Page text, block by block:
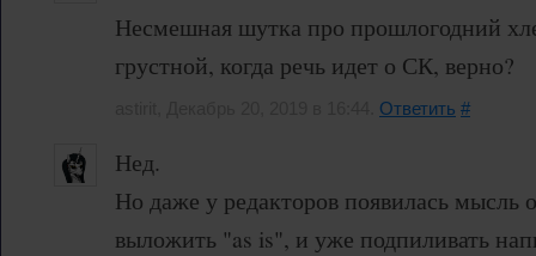
Несмешная шутка про прошлогодний
грустной, когда речь идет о СК, верно?
Ответить #
Нед.
Но даже у редакторов появилась мысль
выложить "as is", и уже подпиливать